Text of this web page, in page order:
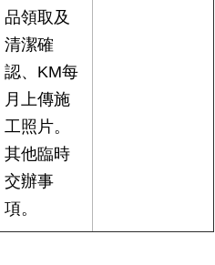
品領取及
清潔確
認、KM每
月上傳施
工照片。
其他臨時
交辦事
項。